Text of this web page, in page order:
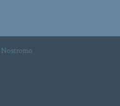
Nostromo